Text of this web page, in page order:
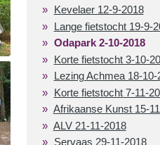
Kevelaer 12-9-2018
Lange fietstocht 19-9-
Odapark 2-10-2018
Korte fietstocht 3-10-
Lezing Achmea 18-10-
Korte fietstocht 7-11-
Afrikaanse Kunst 15-
ALV 21-11-2018
Servaas 29-11-2018